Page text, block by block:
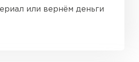
или вернём деньги